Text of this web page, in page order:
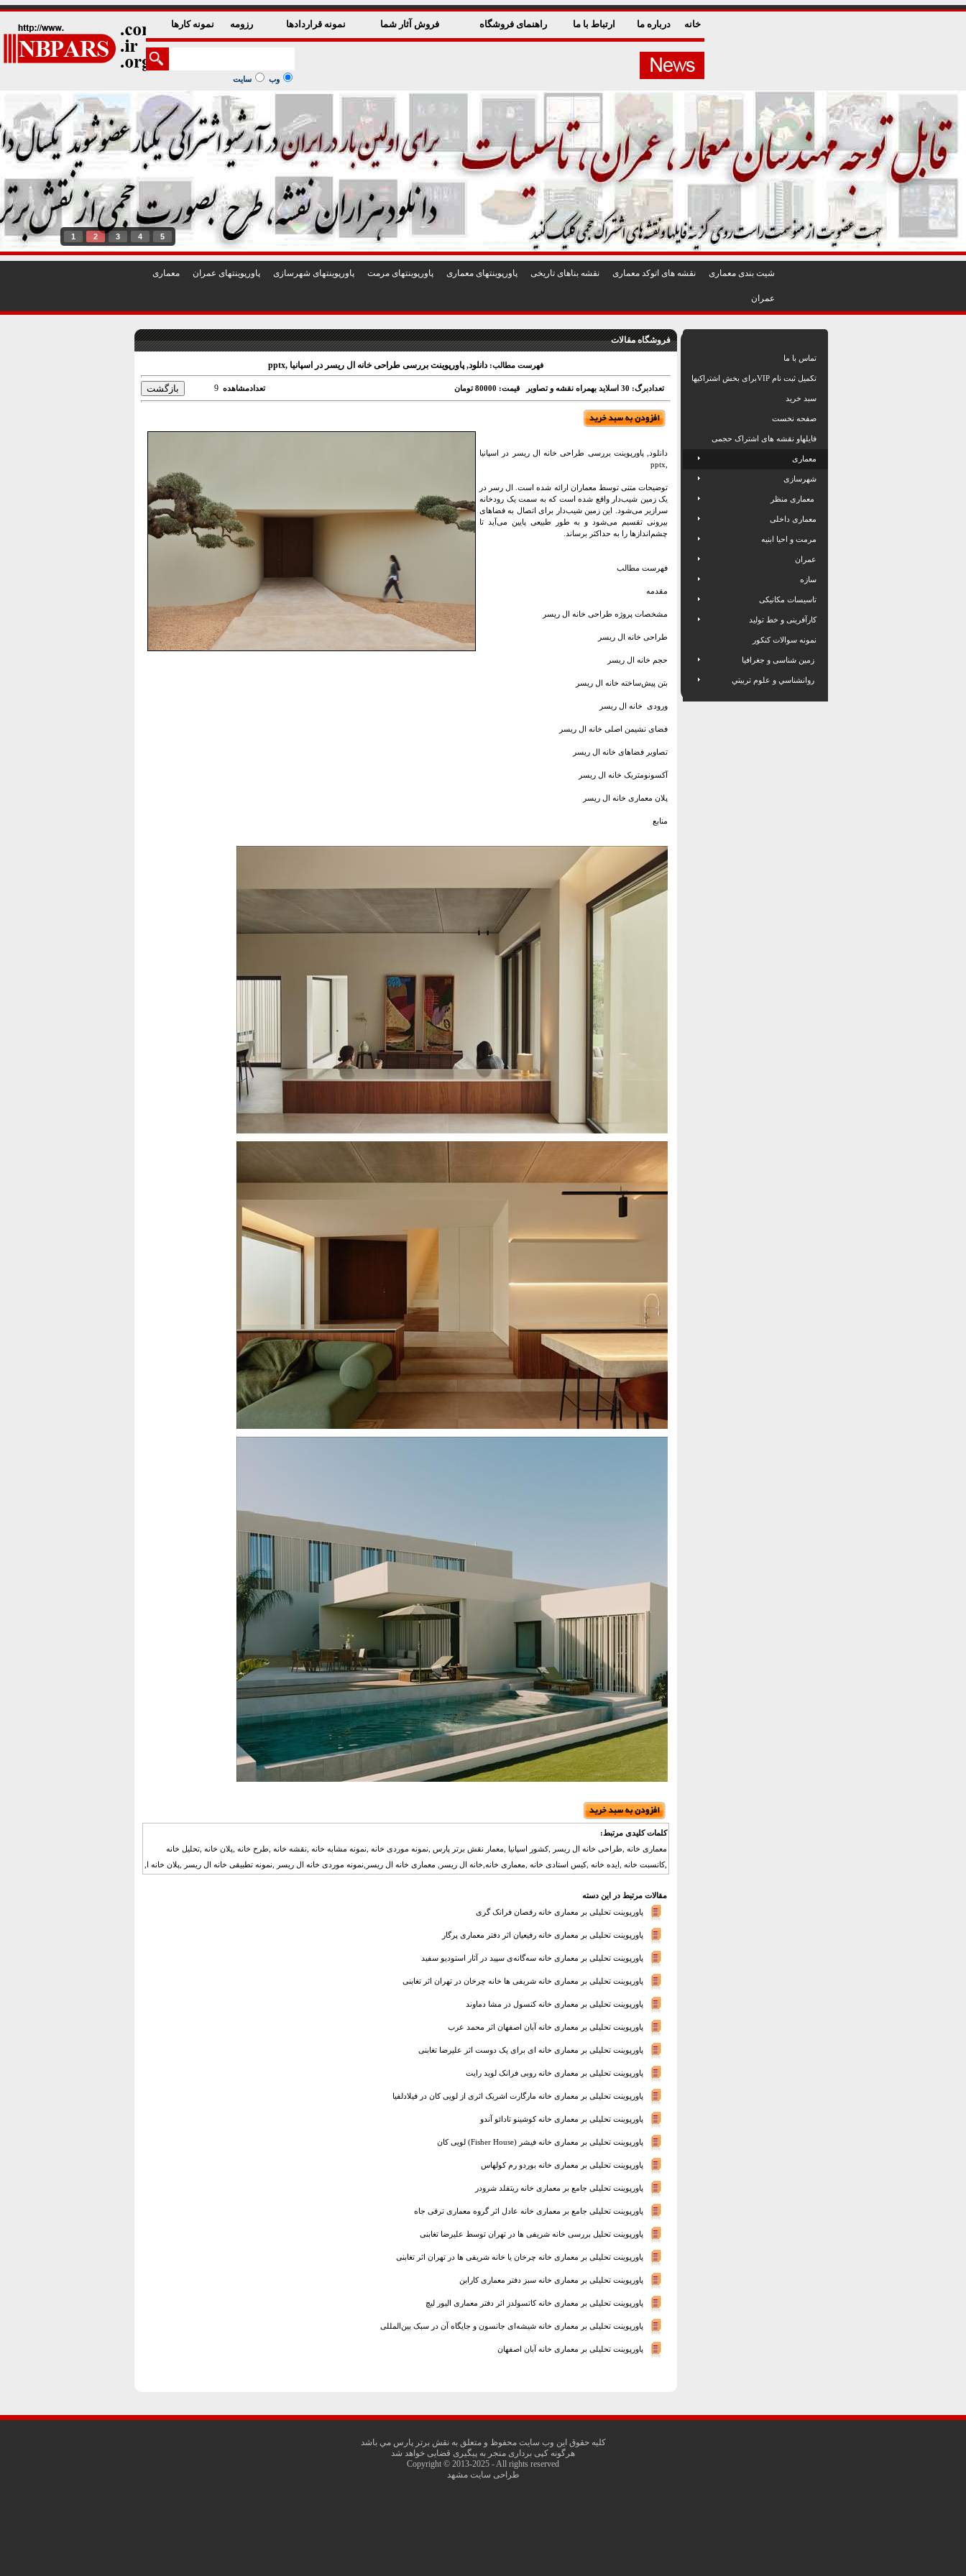
خانه درباره ما ارتباط با ما راهنمای فروشگاه فروش آثار شما نمونه قراردادها رزومه نمونه کارها
وب سایت
1 2 3 4 5
شيت بندی معماری نقشه های اتوکد معماری نقشه بناهای تاريخی پاورپوينتهای معماری پاورپوينتهای مرمت پاورپوينتهای شهرسازی پاورپوينتهای عمران معماری
عمران
فروشگاه مقالات
فهرست مطالب: دانلود, پاورپوینت بررسی طراحی خانه ال ریسر در اسپانیا ,pptx
تعدادبرگ: 30 اسلاید بهمراه نقشه و تصاویر قیمت: 80000 تومان تعدادمشاهده 9
دانلود, پاورپوینت بررسی طراحی خانه ال ریسر در اسپانیا
توضیحات متنی توسط معماران ارائه شده است. ال رسر در
یک زمین شیب‌دار واقع شده است که به سمت یک رودخانه
سرازیر می‌شود. این زمین شیب‌دار برای اتصال به فضاهای
بیرونی تقسیم می‌شود و به طور طبیعی پایین می‌آید تا
چشم‌اندازها را به حداکثر برساند.
فهرست مطالب
مقدمه
مشخصات پروژه طراحی خانه ال ریسر
طراحی خانه ال ریسر
حجم‌ خانه ال ریسر
بتن پیش‌ساخته خانه ال ریسر
ورودی خانه ال ریسر
فضای نشیمن اصلی خانه ال ریسر
تصاویر فضاهای خانه ال ریسر
آکسونومتریک خانه ال ریسر
پلان معماری خانه ال ریسر
منابع
کلمات کلیدی مرتبط:
معماری خانه ,طراحی خانه ال ریسر ,کشور اسپانیا ,معمار نقش برتر پارس ,نمونه موردی خانه ,نمونه مشابه خانه ,نقشه خانه ,طرح خانه ,پلان خانه ,تحلیل خانه
,کانسبت خانه ,ایده خانه ,کیس استادی خانه ,معماری خانه,خانه ال ریسر, معماری خانه ال ریسر,نمونه موردی خانه ال ریسر ,نمونه تطبیقی خانه ال ریسر ,پلان خانه ا,
مقالات مرتبط در این دسته
پاورپوینت تحلیلی بر معماری خانه رقصان فرانک گری
پاورپوینت تحلیلی بر معماری خانه رفیعیان اثر دفتر معماری پرگار
پاورپوینت تحلیلی بر معماری خانه سه‌گانه‌ی سپید در آثار استودیو سفید
پاورپوینت تحلیلی بر معماری خانه شریفی ‌ها خانه چرخان در تهران اثر تغابنی
پاورپوینت تحلیلی بر معماری خانه کنسول در مشا دماوند
پاورپوینت تحلیلی بر معماری خانه آبان اصفهان اثر محمد عرب
پاورپوینت تحلیلی بر معماری خانه ای برای یک دوست اثر علیرضا تغابنی
پاورپوینت تحلیلی بر معماری خانه روبی فرانک لوید رایت
پاورپوینت تحلیلی بر معماری خانه مارگارت اشریک اثری از لویی کان در فیلادلفیا
پاورپوینت تحلیلی بر معماری خانه کوشینو تادائو آندو
پاورپوینت تحلیلی بر معماری خانه فیشر (Fisher House) لویی کان
پاورپوینت تحلیلی بر معماری خانه بوردو رم کولهاس
پاورپوینت تحلیلی جامع بر معماری خانه ریتفلد شرودر
پاورپوینت تحلیلی جامع بر معماری خانه عادل اثر گروه معماری ترقی جاه
پاورپوینت تحلیل بررسی خانه شریفی ‌ها در تهران توسط علیرضا تغابنی
پاورپوینت تحلیلی بر معماری خانه چرخان یا خانه شریفی ‌ها در تهران اثر تغابنی
پاورپوینت تحلیلی بر معماری خانه سبز دفتر معماری کارابن
پاورپوینت تحلیلی بر معماری خانه کاتسولدز اثر دفتر معماری الیور لیچ
پاورپوینت تحلیلی بر معماری خانه شیشه‌ای جانسون و جایگاه آن در سبک بین‌المللی
پاورپوینت تحلیلی بر معماری خانه آبان اصفهان
تماس با ما
تکمیل ثبت نام VIPبرای بخش اشتراکیها
سبد خرید
صفحه نخست
فایلهاو نقشه های اشتراک حجمی
معماری
شهرسازی
معماری منظر
معماری داخلی
مرمت و احیا ابنیه
عمران
سازه
تاسیسات مکانیکی
کارآفرینی و خط تولید
نمونه سوالات کنکور
زمین شناسی و جغرافیا
روانشناسي و علوم تربيتي
کليه حقوق اين وب سايت محفوظ و متعلق به نقش برتر پارس مي باشد
هرگونه کپی برداری منجر به پیگیری قضایی خواهد شد
Copyright © 2013-2025 - All rights reserved
طراحی سایت مشهد